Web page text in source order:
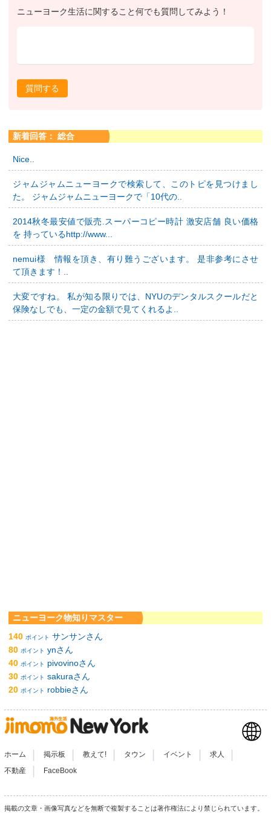
ニューヨーク生活に関すること何でも質問してみよう！
質問する
新着回答： 総合
Nice..
ジャムジャムニューヨークで検索して、このトピを見つけまし
た。 ジャムジャムニューヨークで「10代の..
2014秋冬最安値で販売.スーパーコピー時計 激安店舗 良い価格
を 持っているhttp://www...
nemui様 情報を頂き、有り難うございます。 是非参考にさせ
て頂きます！..
大変ですね。 私が知る限りでは、NYUのデンタルスクールだと
保険なしでも、一定の金額で見てくれるよ..
ニューヨーク物知りマスター
140 ポイント サンサンさん
80 ポイント ynさん
40 ポイント
pivovinoさん
30 ポイント sakuraさん
20 ポイント robbieさん
ホーム 掲示板 教えて! タウン イベント 求人
不動産 FaceBook
掲載の文章・画像写真などを無断で複製することは著作権法により禁じられています。